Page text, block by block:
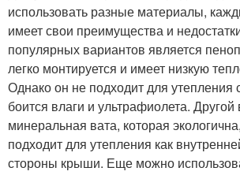
использовать разные материалы,
имеет свои преимущества и
популярных вариантов является
легко монтируется и имеет низкую
Однако он не подходит для утепления
боится влаги и ультрафиолета.
минеральная вата, которая
подходит для утепления как
стороны крыши. Еще можно